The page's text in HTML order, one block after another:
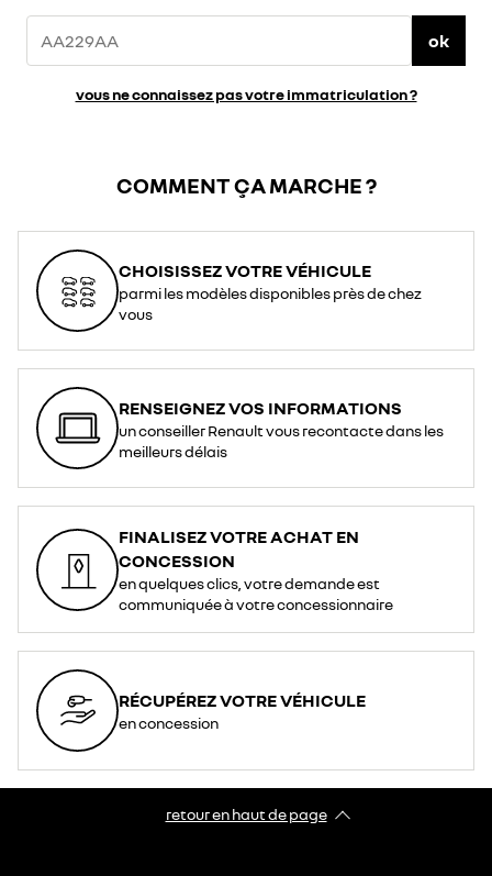
ok
vous ne connaissez pas votre immatriculation ?
COMMENT ÇA MARCHE ?
CHOISISSEZ VOTRE VÉHICULE
parmi les modèles disponibles près de chez
vous
RENSEIGNEZ VOS INFORMATIONS
un conseiller Renault vous recontacte dans les
meilleurs délais
FINALISEZ VOTRE ACHAT EN
CONCESSION
en quelques clics, votre demande est
communiquée à votre concessionnaire
RÉCUPÉREZ VOTRE VÉHICULE
en concession
retour en haut de page​